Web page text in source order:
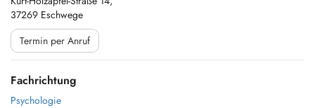
37269 Eschwege
Termin per Anruf
Fachrichtung
Psychologie